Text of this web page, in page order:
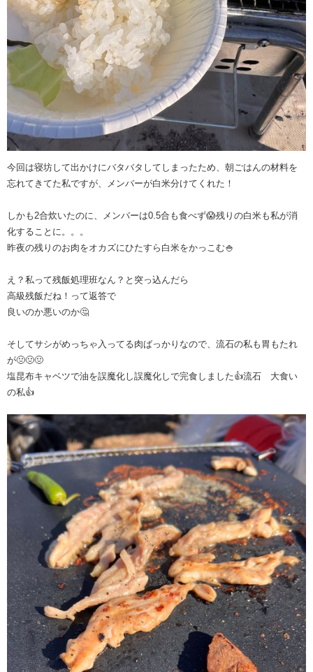
今回は寝坊して出かけにバタバタしてしまったため、朝ごはんの材料を
忘れてきてた私ですが、メンバーが白米分けてくれた！
しかも2合炊いたのに、メンバーは0.5合も食べず😱残りの白米も私が消
化することに。。。
昨夜の残りのお肉をオカズにひたすら白米をかっこむ🍚
え？私って残飯処理班なん？と突っ込んだら
高級残飯だね！って返答で
良いのか悪いのか🤔
そしてサシがめっちゃ入ってる肉ばっかりなので、流石の私も胃もたれ
が🤢🤢🤢
塩昆布キャベツで油を誤魔化し誤魔化しで完食しました👍流石 大食い
の私👍